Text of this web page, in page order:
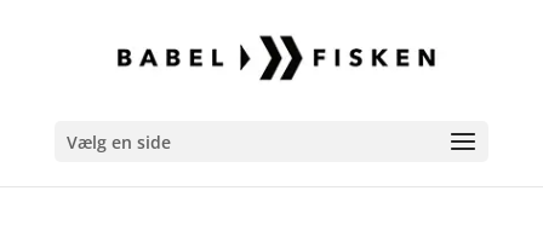
Vælg en side